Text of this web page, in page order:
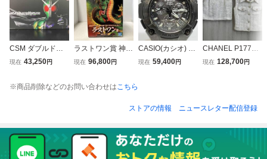
CSM ダブルドラ
イバー ver.2
現在 43,250円
ラストワン賞 神龍
一番くじ ドラゴン
ゴンボール
現在 96,800円
CASIO(カシオ) G-
SHOCK MR-G MR
現在 59,400円
CHANEL P17786
V09961／ツイー
現在 128,700円
※商品削除などのお問い合わせはこちら
ストアの情報 ニュースレター配信登録